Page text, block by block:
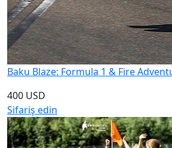
Baku Blaze: Formula 1 & Fire
400 USD
Sifariş edin